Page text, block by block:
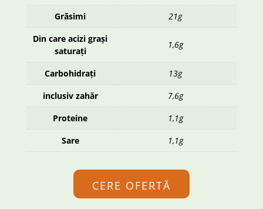
Grăsimi
21g
Din care acizi grași
saturați
1,6g
Carbohidrați
13g
inclusiv zahăr
7,6g
Proteine
1,1g
Sare
1,1g
CERE OFERTĂ